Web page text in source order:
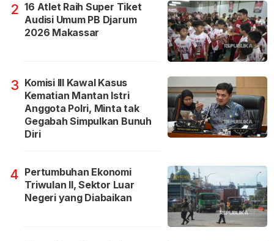
2 16 Atlet Raih Super Tiket
Audisi Umum PB Djarum
2026 Makassar
3 Komisi III Kawal Kasus
Kematian Mantan Istri
Anggota Polri, Minta tak
Gegabah Simpulkan Bunuh
Diri
4 Pertumbuhan Ekonomi
Triwulan II, Sektor Luar
Negeri yang Diabaikan